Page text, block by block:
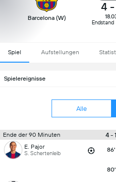
Barcelona (W)
4 -
Endstand
Spiel Aufstellungen
Spielereignisse
Alle
Ende der 90 Minuten 4 - 1
E. Pajor
S. Schertenleib 86'
80'